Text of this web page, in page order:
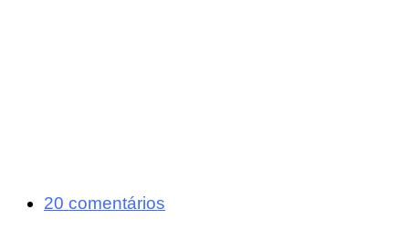
20 comentários